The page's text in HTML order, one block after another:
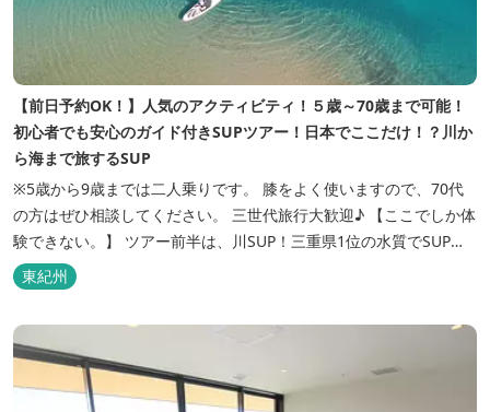
【前日予約OK！】人気のアクティビティ！５歳～70歳まで可能！
初心者でも安心のガイド付きSUPツアー！日本でここだけ！？川か
ら海まで旅するSUP
※5歳から9歳までは二人乗りです。 膝をよく使いますので、70代
の方はぜひ相談してください。 三世代旅行大歓迎♪ 【ここでしか体
験できない。】 ツアー前半は、川SUP！三重県1位の水質でSUPだ
けでなくシュノーケルをしたり、50センチオーバーの魚を観察した
り、カニを捕まえたり♬もちろんSUPを使った遊びも！とにかくた
くさん遊びます。約60分 ツアー中盤、川ゾーンを進んでいく...
東紀州